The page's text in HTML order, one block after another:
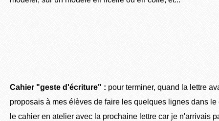
Cahier "geste d'écriture" : pour terminer, quand la lettre
proposais à mes élèves de faire les quelques lignes dans le
le cahier en atelier avec la prochaine lettre car je n'arrivais